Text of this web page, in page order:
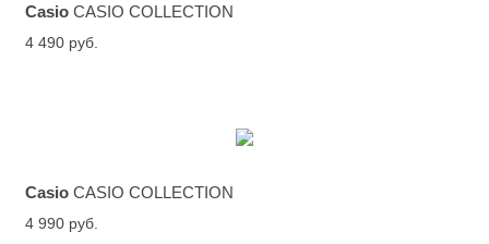
Casio CASIO COLLECTION
4 490 руб.
Casio CASIO COLLECTION
4 990 руб.